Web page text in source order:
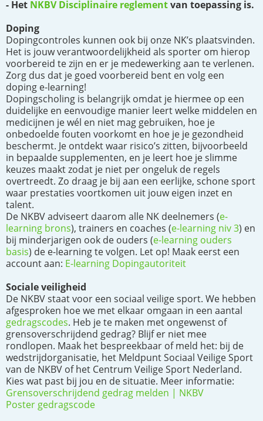
- Het NKBV Disciplinaire reglementvan toepassing is.
Doping
Dopingcontroles kunnen ook bij onze NK’s plaatsvinden.
Het is jouw verantwoordelijkheid als sporter om hierop
voorbereid te zijn en er je medewerking aan te verlenen.
Zorg dus dat je goed voorbereid bent en volg een
doping e-learning!
Dopingscholing is belangrijk omdat je hiermee op een
duidelijke en eenvoudige manier leert welke middelen en
medicijnen je wél en niet mag gebruiken, hoe je
onbedoelde fouten voorkomt en hoe je je gezondheid
beschermt. Je ontdekt waar risico’s zitten, bijvoorbeeld
in bepaalde supplementen, en je leert hoe je slimme
keuzes maakt zodat je niet per ongeluk de regels
overtreedt. Zo draag je bij aan een eerlijke, schone sport
waar prestaties voortkomen uit jouw eigen inzet en
talent.
De NKBV adviseert daarom alle NK deelnemers (e-
learning brons), trainers en coaches (e-learning niv 3) en
bij minderjarigen ook de ouders (e-learning ouders
basis) de e-learning te volgen. Let op! Maak eerst een
account aan: E-learning Dopingautoriteit
Sociale veiligheid
De NKBV staat voor een sociaal veilige sport. We hebben
afgesproken hoe we met elkaar omgaan in een aantal
gedragscodes. Heb je te maken met ongewenst of
grensoverschrijdend gedrag? Blijf er niet mee
rondlopen. Maak het bespreekbaar of meld het: bij de
wedstrijdorganisatie, het Meldpunt Sociaal Veilige Sport
van de NKBV of het Centrum Veilige Sport Nederland.
Kies wat past bij jou en de situatie. Meer informatie:
Grensoverschrijdend gedrag melden | NKBV
Poster gedragscode